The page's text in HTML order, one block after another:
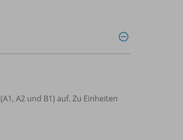
(A1, A2 und B1) auf. Zu Einheiten